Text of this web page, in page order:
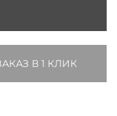
В 1 КЛИК